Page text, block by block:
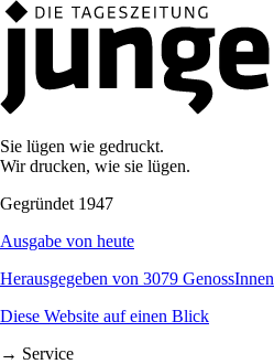
Sie lügen wie gedruckt.
Wir drucken, wie sie lügen.
Gegründet 1947
Ausgabe von heute
Herausgegeben von 3079 GenossInnen
Diese Website auf einen Blick
→ Service